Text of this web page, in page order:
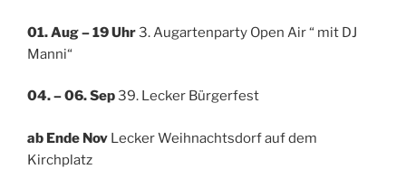
01. Aug – 19 Uhr3. Augartenparty Open Air “ mit DJ
Manni“
04. – 06. Sep39. Lecker Bürgerfest
ab Ende Nov Lecker Weihnachtsdorf auf dem
Kirchplatz